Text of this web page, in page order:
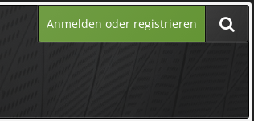
Anmelden oder registrieren